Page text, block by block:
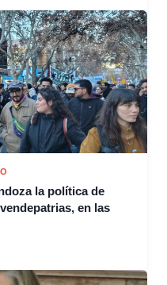
la política de
en las